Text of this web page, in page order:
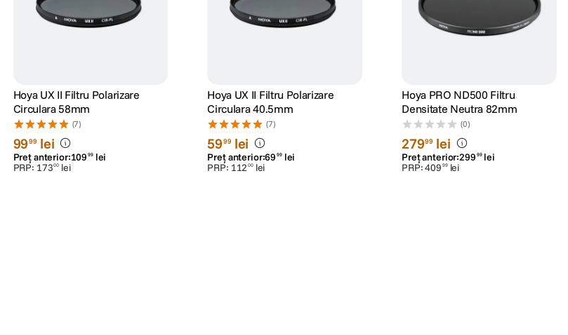
Hoya UX II Filtru Polarizare
Circulara 58mm
(7)
9999 lei
Preț anterior:109 99 lei
PRP: 17300 lei
Hoya UX II Filtru Polarizare
Circulara 40.5mm
(7)
5999 lei
Preț anterior:69 99 lei
PRP: 112 00 lei
Hoya PRO ND500 Filtru
Densitate Neutra 82mm
(0)
27999 lei
Preț anterior:299 99 lei
PRP:409 99 lei